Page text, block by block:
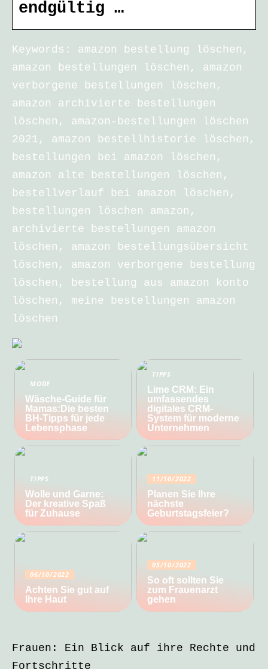
endgültig …
Keywords: amazon bestellung löschen,
amazon bestellungen löschen, amazon
verborgene bestellungen löschen,
amazon archivierte bestellungen
löschen, amazon-bestellungen löschen
2021, amazon bestellhistorie löschen,
bestellungen bei amazon löschen,
amazon alte bestellungen löschen,
bestellverlauf bei amazon löschen,
bestellungen löschen amazon,
archivierte bestellungen amazon
löschen, amazon bestellungsübersicht
löschen, amazon verborgene bestellung
löschen, bestellung aus amazon konto
löschen, meine bestellungen amazon
löschen
MODE
Wäsche-Guide für
Mamas:Die besten
BH-Tipps für jede
Lebensphase
TIPPS
Lime CRM: Ein
umfassendes
digitales CRM-
System für moderne
Unternehmen
TIPPS
Wolle und Garne:
Der kreative Spaß
für Zuhause
11/10/2022
Planen Sie Ihre
nächste
Geburtstagsfeier?
06/10/2022
Achten Sie gut auf
Ihre Haut
05/10/2022
So oft sollten Sie
zum Frauenarzt
gehen
Frauen: Ein Blick auf ihre Rechte und
Fortschritte